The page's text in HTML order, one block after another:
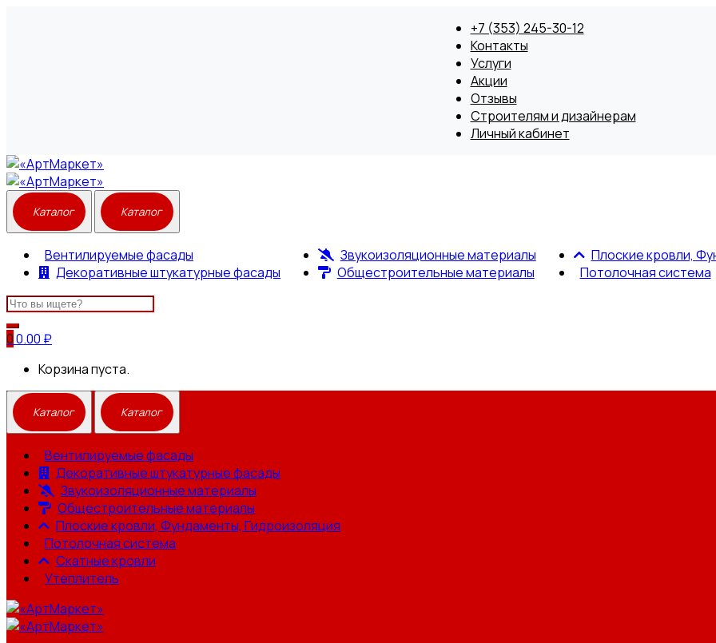
Вентилируемые фасады
Декоративные штукатурные фасады
Звукоизоляционные материалы
Общестроительные материалы
Плоские кровли,
Потолочная система
Search
for:
00.00 ₽
Корзина пуста.
+7 (353) 245-30-12
Контакты
Услуги
Акции
Отзывы
Строителям и дизайнерам
Личный кабинет
Вентилируемые фасады
Декоративные штукатурные фасады
Звукоизоляционные материалы
Общестроительные материалы
Плоские кровли, Фундаменты, Гидроизоляция
Потолочная система
Скатные кровли
Утеплитель